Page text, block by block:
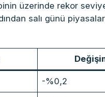
üzerinde rekor
salı günü
-%0,2